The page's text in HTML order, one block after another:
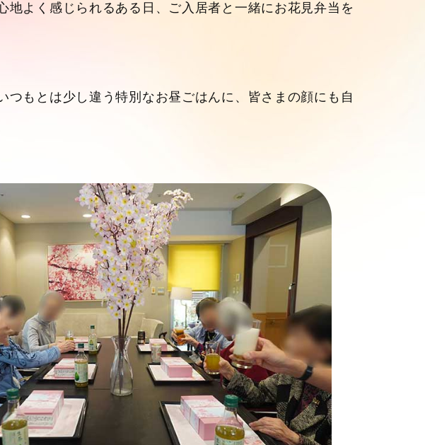
地よく感じられるある日、ご入居者と一緒にお花見弁当を
つもとは少し違う特別なお昼ごはんに、皆さまの顔にも自